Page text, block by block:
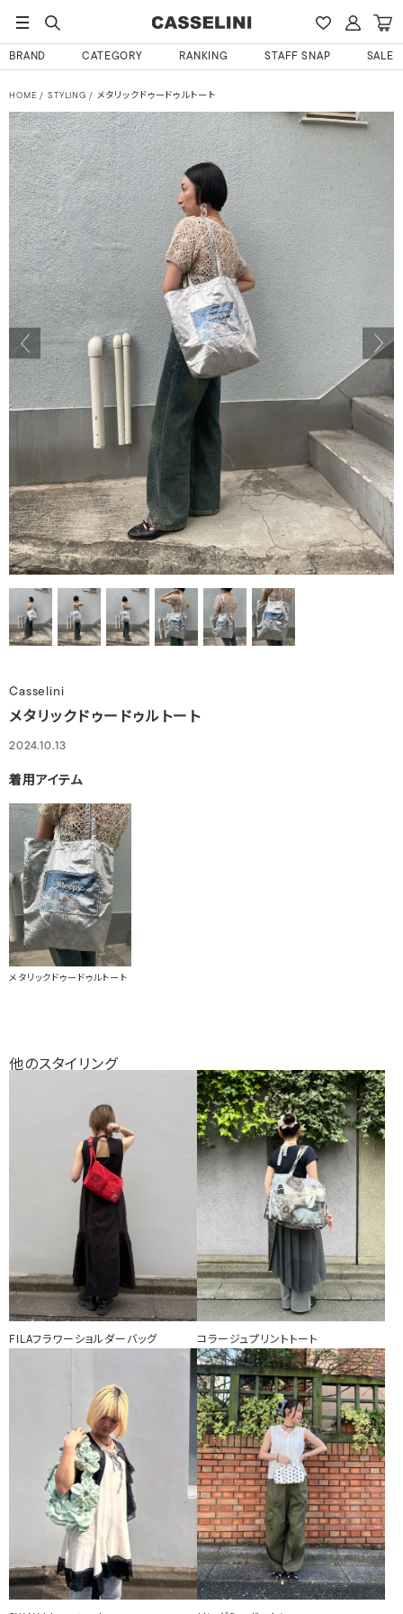
BRAND CATEGORY RANKING STAFF SNAP SALE
HOME STYLING メタリックドゥードゥルトート
Casselini
メタリックドゥードゥルトート
2024.10.13
着用アイテム
メタリックドゥードゥルトート
他のスタイリング
FILAフラワーショルダーバッグ コラージュプリントトート